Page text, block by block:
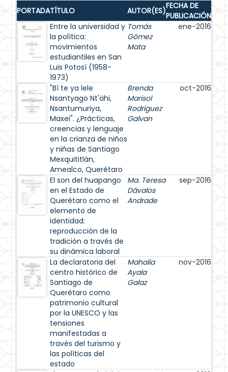
PORTADATÍTULO AUTOR(ES)FECHA DE
PUBLICACIÓN
Entre la universidad y
la política:
movimientos
estudiantiles en San
Luis Potosí (1958-
1973)
Tomás
Gómez
Mata
ene-2016
"Bí te ya lele
Nsantyago Nt'ähi,
Nsantumuriya,
Maxei". ¿Prácticas,
creencias y lenguaje
en la crianza de niños
y niñas de Santiago
Mexquititlán,
Amealco, Querétaro
Brenda
Marisol
Rodriguez
Galvan
oct-2016
El son del huapango
en el Estado de
Querétaro como el
elemento de
identidad:
reproducción de la
tradición a través de
su dinámica laboral
Ma. Teresa
Dávalos
Andrade
sep-2016
La declaratoria del
centro histórico de
Santiago de
Querétaro como
patrimonio cultural
por la UNESCO y las
tensiones
manifestadas a
través del turismo y
las políticas del
estado
Mahalia
Ayala
Galaz
nov-2016